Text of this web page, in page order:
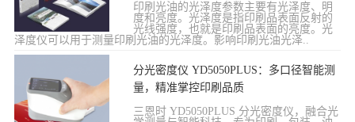
印刷光油的光泽度参数主要有光泽度、明
度和亮度。光泽度是指印刷品表面反射的
光线强度，也就是印刷品表面的亮度。光
泽度仪可以用于测量印刷光油的光泽度。影响印刷光油光泽..
分光密度仪 YD5050PLUS：多口径智能测
量，精准掌控印刷品质
三恩时 YD5050PLUS 分光密度仪，融合光